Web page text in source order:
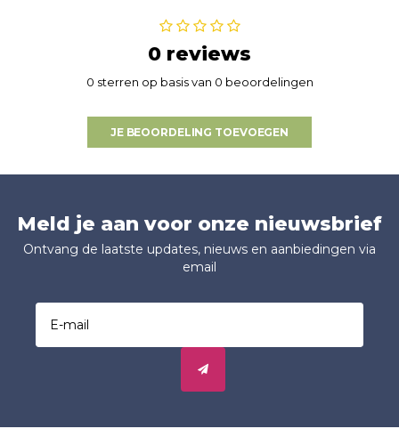
0 reviews
0 sterren op basis van 0 beoordelingen
JE BEOORDELING TOEVOEGEN
Meld je aan voor onze nieuwsbrief
Ontvang de laatste updates, nieuws en aanbiedingen via
email